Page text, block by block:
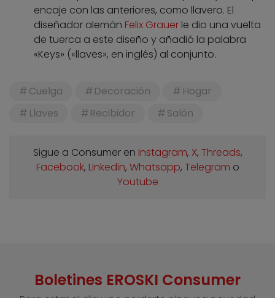
encaje con las anteriores, como llavero. El
diseñador alemán Felix Grauer le dio una vuelta
de tuerca a este diseño y añadió la palabra
«Keys» («llaves», en inglés) al conjunto.
Cuelga Decoración
Hogar
Llaves
Recibidor Salón
Sigue a Consumer en Instagram, X, Threads,
Facebook, Linkedin, Whatsapp, Telegram o
Youtube
Boletines EROSKI Consumer